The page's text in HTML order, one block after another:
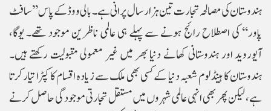
ہندوستان کی مصالحہ تجارت تین ہزار سال پرانی ہے۔ بالی ووڈ کے پاس ’’سافٹ
پاور‘‘ کی اصطلاح رائج ہونے سے پہلے ہی عالمی ناظرین موجود تھے۔ یوگا،
آیوروید اور ہندوستانی کھانے دنیا بھر میں غیر معمولی مقبولیت رکھتے ہیں۔
ہندوستان کا ہینڈلوم شعبہ دنیا کے کسی بھی ملک سے زیادہ اقسام کا کپڑا تیار کرتا
ہے، لیکن پھر بھی انہی عالمی شہروں میں مستقل تجارتی موجودگی حاصل کرنے